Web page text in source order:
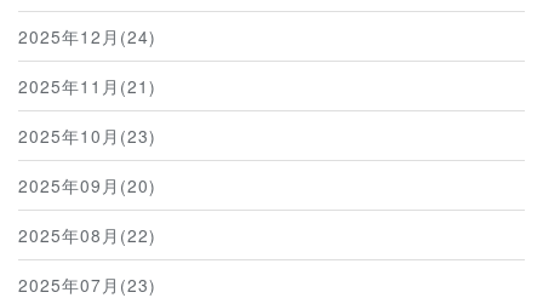
2025年12月(24)
2025年11月(21)
2025年10月(23)
2025年09月(20)
2025年08月(22)
2025年07月(23)